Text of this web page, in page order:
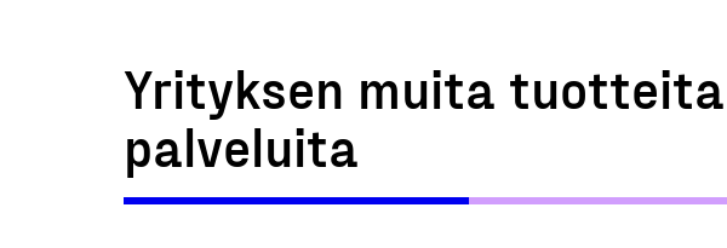
Yrityksen muita
palveluita